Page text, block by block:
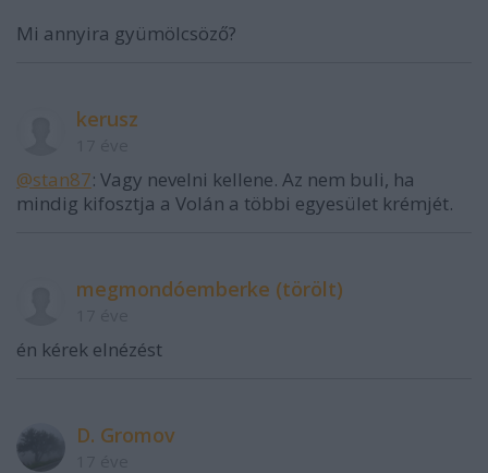
Mi annyira gyümölcsöző?
kerusz
@stan87: Vagy nevelni kellene. Az nem buli, ha
mindig kifosztja a Volán a többi egyesület krémjét.
megmondóemberke (törölt)
én kérek elnézést
D. Gromov